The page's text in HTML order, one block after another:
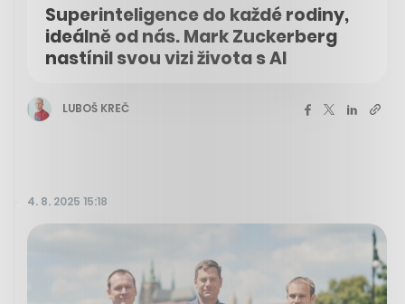
Superinteligence do každé rodiny,
ideálně od nás. Mark Zuckerberg
nastínil svou vizi života s AI
LUBOŠ KREČ
4. 8. 2025 15:18